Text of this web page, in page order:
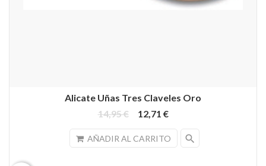
Alicate Uñas Tres Claveles Oro
14,95 €
12,71 €
AÑADIR AL CARRITO search